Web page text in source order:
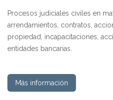
Procesos judiciales civiles en
arrendamientos, contratos,
propiedad, incapacitaciones,
entidades bancarias.
Más información